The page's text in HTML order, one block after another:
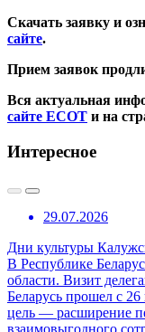
Скачать заявку и
сайте.
Прием заявок
Вся актуальная
сайте ЕСОТ и на
Интересное
29.07.2026
Дни культуры
В Республике
области. Визит
Беларусь прошел с
цель — расширение